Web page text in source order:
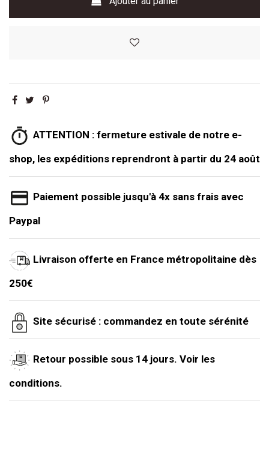
ATTENTION : fermeture estivale de notre e-
shop, les expéditions reprendront à partir du 24 août
Paiement possible jusqu'à 4x sans frais avec
Paypal
Livraison offerte en France métropolitaine dès
250€
Site sécurisé : commandez en toute sérénité
Retour possible sous 14 jours. Voir les
conditions.